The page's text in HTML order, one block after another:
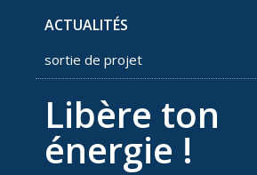
ACTUALITÉS
sortie de projet
Libère ton
énergie !